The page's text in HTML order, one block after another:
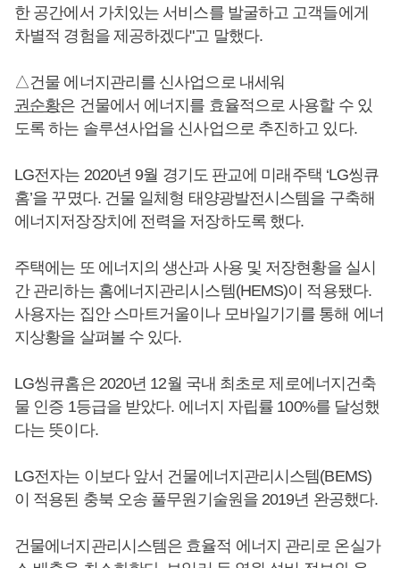
한 공간에서 가치있는 서비스를 발굴하고 고객들에게
차별적 경험을 제공하겠다"고 말했다.
△건물 에너지관리를 신사업으로 내세워
권순황은 건물에서 에너지를 효율적으로 사용할 수 있
도록 하는 솔루션사업을 신사업으로 추진하고 있다.
LG전자는 2020년 9월 경기도 판교에 미래주택 ‘LG씽큐
홈’을 꾸몄다. 건물 일체형 태양광발전시스템을 구축해
에너지저장장치에 전력을 저장하도록 했다.
주택에는 또 에너지의 생산과 사용 및 저장현황을 실시
간 관리하는 홈에너지관리시스템(HEMS)이 적용됐다.
사용자는 집안 스마트거울이나 모바일기기를 통해 에너
지상황을 살펴볼 수 있다.
LG씽큐홈은 2020년 12월 국내 최초로 제로에너지건축
물 인증 1등급을 받았다. 에너지 자립률 100%를 달성했
다는 뜻이다.
LG전자는 이보다 앞서 건물에너지관리시스템(BEMS)
이 적용된 충북 오송 풀무원기술원을 2019년 완공했다.
건물에너지관리시스템은 효율적 에너지 관리로 온실가